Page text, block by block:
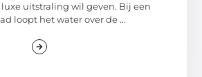
uitstraling wil geven. Bij een
loopt het water over de ...